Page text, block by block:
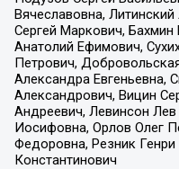
Вячеславовна,
Сергей Маркович,
Анатолий Ефимович,
Петрович,
Александра Евгеньевна,
Александрович, Вицин
Андреевич, Левинсон
Иосифовна, Орлов Олег
Федоровна, Резник
Константинович